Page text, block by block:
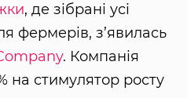
, де зібрані усі
фермерів, з’явилась
. Компанія
на стимулятор росту